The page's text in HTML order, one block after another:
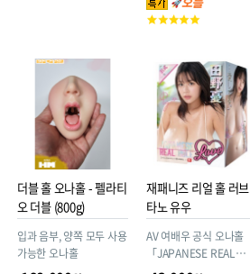
고
더블 홀 오나홀 - 펠라티
오 더블 (800g)
입과 음부, 양쪽 모두 사용
가능한 오나홀
재패니즈 리얼 홀 러브
타노 유우
AV 여배우 공식 오나홀
「JAPANESE REAL
HOLE LOVE_」 동안 미